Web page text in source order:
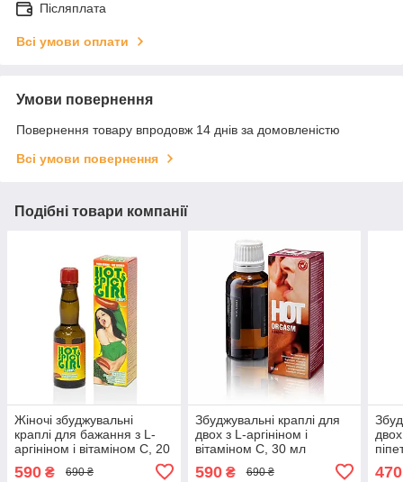
Післяплата
Всі умови оплати
Умови повернення
Повернення товару впродовж 14 днів за домовленістю
Всі умови повернення
Подібні товари компанії
Жіночі збуджувальні
краплі для бажання з L-
аргініном і вітаміном C, 20
590 ₴ 690 ₴
Збуджувальні краплі для
двох з L-аргініном і
вітаміном C, 30 мл
590₴ 690 ₴ 470